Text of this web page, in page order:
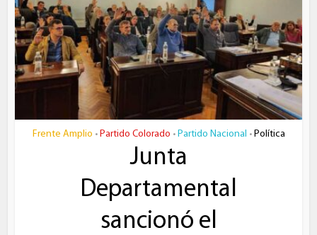
Frente Amplio • Partido Colorado • Partido Nacional • Política
Junta
Departamental
sancionó el